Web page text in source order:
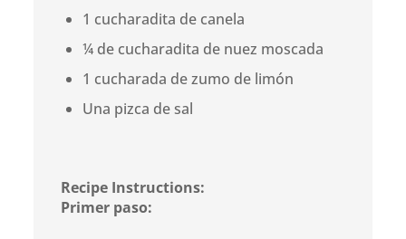
1 cucharadita de canela
¼ de cucharadita de nuez moscada
1 cucharada de zumo de limón
Una pizca de sal
Recipe Instructions:
Primer paso: